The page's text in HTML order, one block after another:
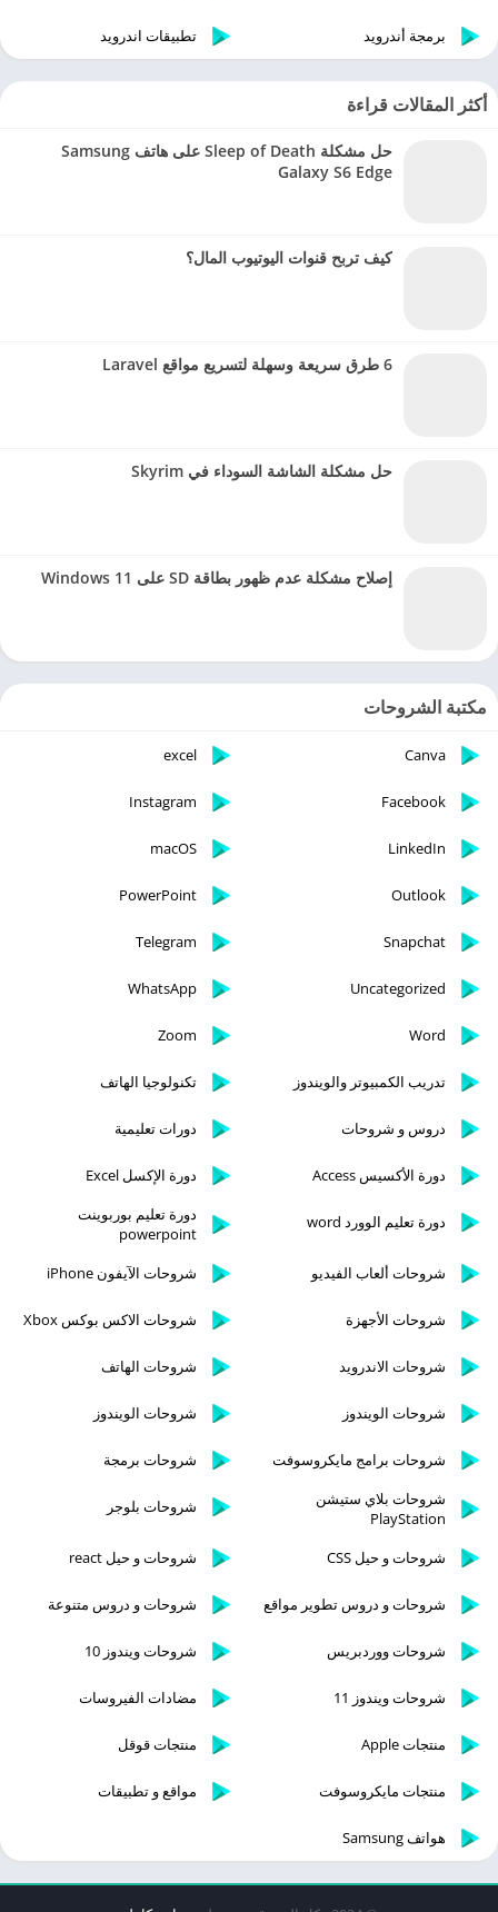
برمجة أندرويد تطبيقات اندرويد
أكثر المقالات قراءة
حل مشكلة Sleep of Death على هاتف Samsung
Galaxy S6 Edge
كيف تربح قنوات اليوتيوب المال؟
6 طرق سريعة وسهلة لتسريع مواقع Laravel
حل مشكلة الشاشة السوداء في Skyrim
إصلاح مشكلة عدم ظهور بطاقة SD على Windows 11
مكتبة الشروحات
Canva
excel
Facebook
Instagram
LinkedIn
macOS
Outlook
PowerPoint
Snapchat
Telegram
Uncategorized
WhatsApp
Word
Zoom
تدريب الكمبيوتر والويندوز تكنولوجيا الهاتف
دروس و شروحات دورات تعليمية
دورة الأكسيس Access دورة الإكسل Excel
دورة تعليم الوورد word
دورة تعليم بوربوينت
powerpoint
شروحات ألعاب الفيديو
شروحات الآيفون iPhone
شروحات الأجهزة شروحات الاكس بوكس Xbox
شروحات الاندرويد شروحات الهاتف
شروحات الويندوز شروحات الويندوز
شروحات برامج مايكروسوفت
شروحات برمجة
شروحات بلاي ستيشن
PlayStation
شروحات بلوجر
شروحات و حيل CSS شروحات و حيل react
شروحات و دروس تطوير مواقع شروحات و دروس متنوعة
شروحات ووردبريس شروحات ويندوز 10
شروحات ويندوز 11 مضادات الفيروسات
منتجات Apple منتجات قوقل
منتجات مايكروسوفت مواقع و تطبيقات
هواتف Samsung